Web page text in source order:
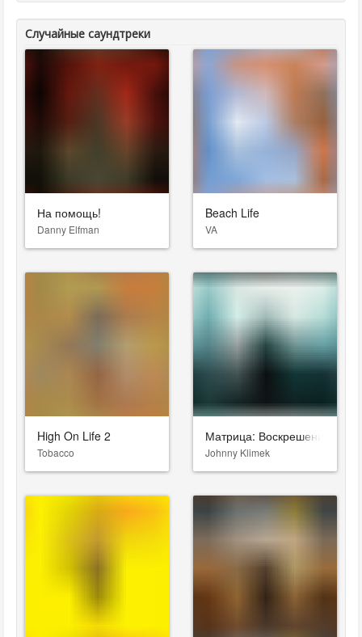
Случайные саундтреки
На помощь!
Danny Elfman
Beach Life
VA
High On Life 2
Tobacco
Матрица: Воскрешение
Johnny Klimek